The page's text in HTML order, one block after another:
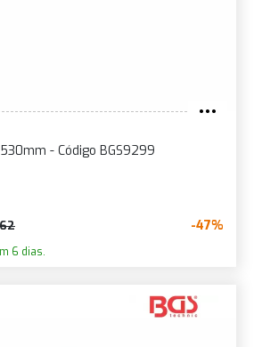
- Código BGS9299
-47%
6 dias.